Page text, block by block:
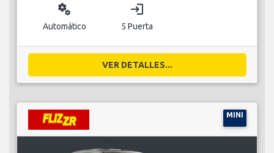
miscellaneous_services
Automático
login
5 Puerta
VER DETALLES...
MINI